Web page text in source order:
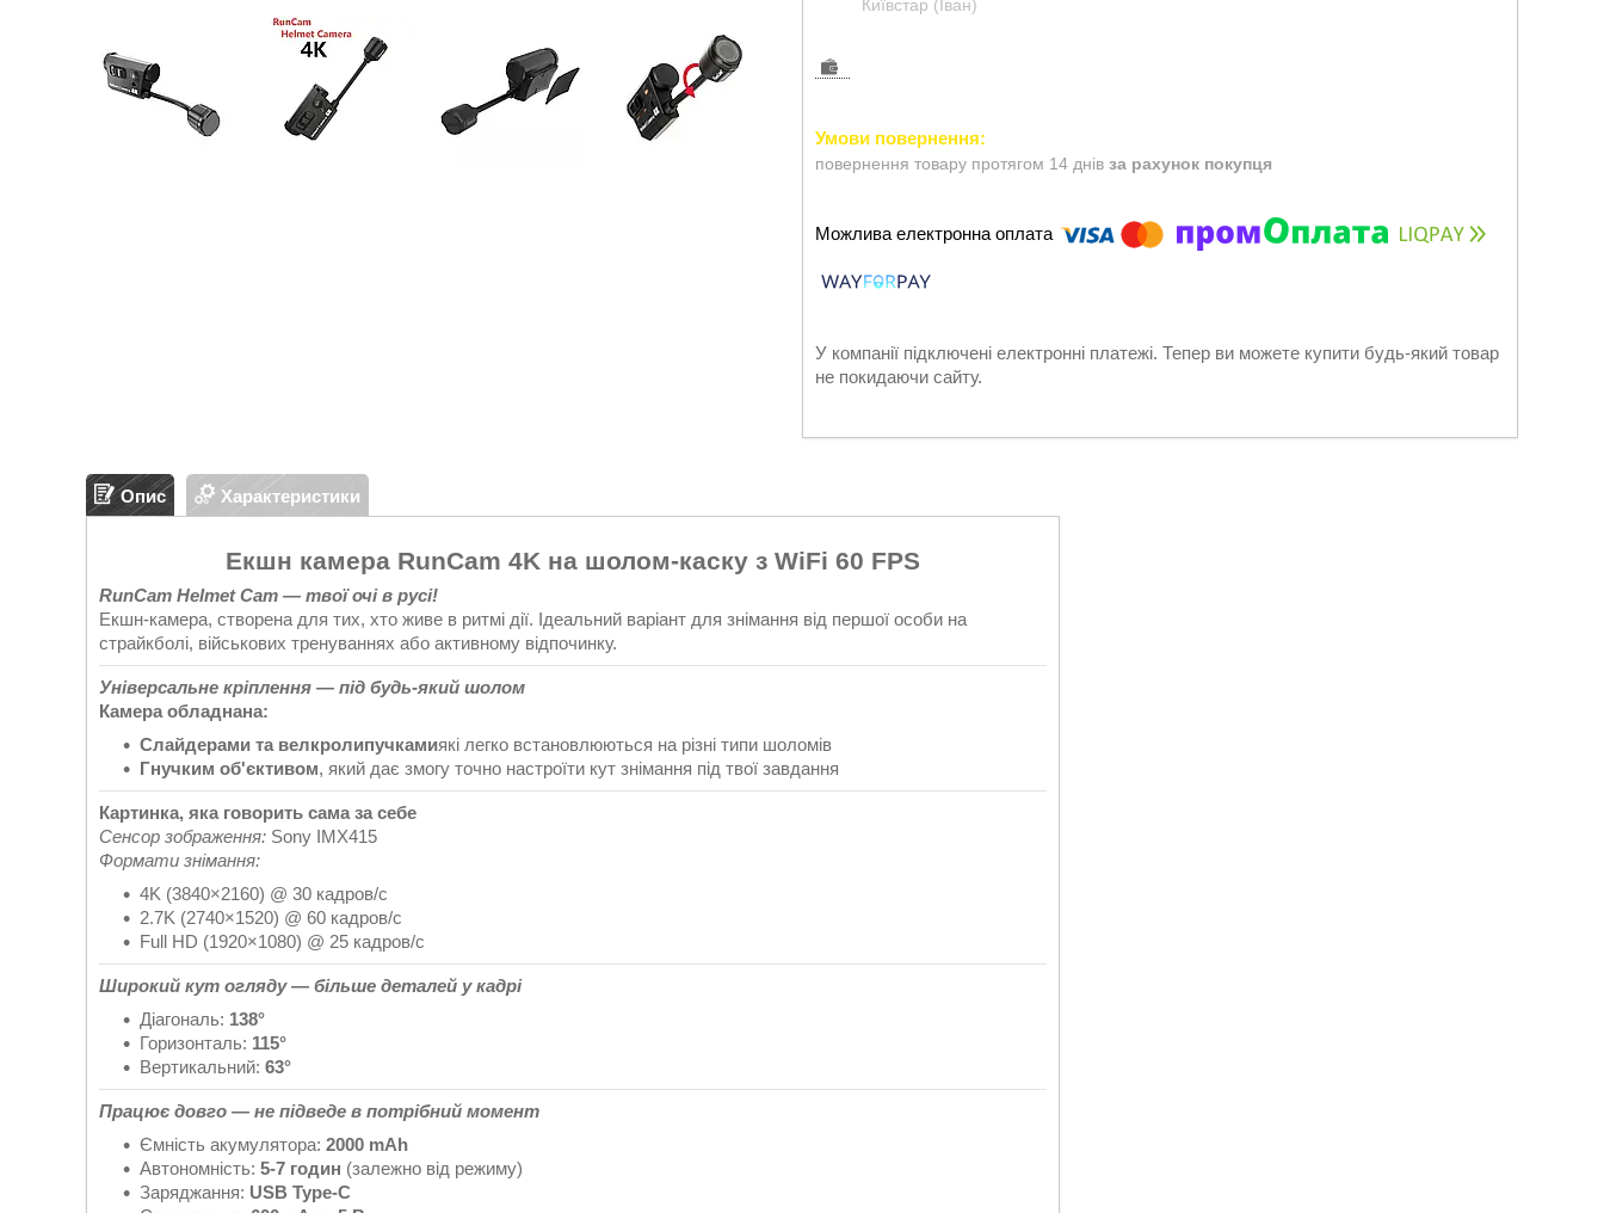
Київстар (Іван)
повернення товару протягом 14 днів за рахунок покупця
У компанії підключені електронні платежі. Тепер ви можете купити будь-який товар
не покидаючи сайту.
Опис Характеристики
Екшн камера RunCam 4K на шолом-каску з WiFi 60 FPS
RunCam Helmet Cam — твої очі в русі!
Екшн-камера, створена для тих, хто живе в ритмі дії. Ідеальний варіант для знімання від першої особи на
страйкболі, військових тренуваннях або активному відпочинку.
Універсальне кріплення — під будь-який шолом
Камера обладнана:
Слайдерами та велкролипучкамиякі легко встановлюються на різні типи шоломів
Гнучким об'єктивом, який дає змогу точно настроїти кут знімання під твої завдання
Картинка, яка говорить сама за себе
Сенсор зображення: Sony IMX415
Формати знімання:
4K (3840×2160) @ 30 кадров/с
2.7K (2740×1520) @ 60 кадров/с
Full HD (1920×1080) @ 25 кадров/с
Широкий кут огляду — більше деталей у кадрі
Діагональ: 138°
Горизонталь: 115°
Вертикальний: 63°
Працює довго — не підведе в потрібний момент
Ємність акумулятора: 2000 mAh
Автономність: 5-7 годин (залежно від режиму)
Заряджання: USB Type-C